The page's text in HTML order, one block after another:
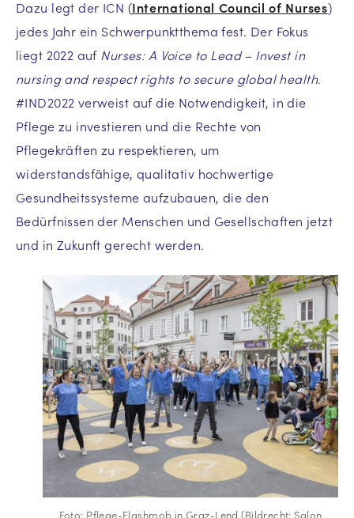
Dazu legt der ICN (International Council of Nurses)
jedes Jahr ein Schwerpunktthema fest. Der Fokus
liegt 2022 auf Nurses: A Voice to Lead – Invest in
nursing and respect rights to secure global health.
#IND2022 verweist auf die Notwendigkeit, in die
Pflege zu investieren und die Rechte von
Pflegekräften zu respektieren, um
widerstandsfähige, qualitativ hochwertige
Gesundheitssysteme aufzubauen, die den
Bedürfnissen der Menschen und Gesellschaften jetzt
und in Zukunft gerecht werden.
Foto: Pflege-Flashmob in Graz-Lend (Bildrecht: Salon